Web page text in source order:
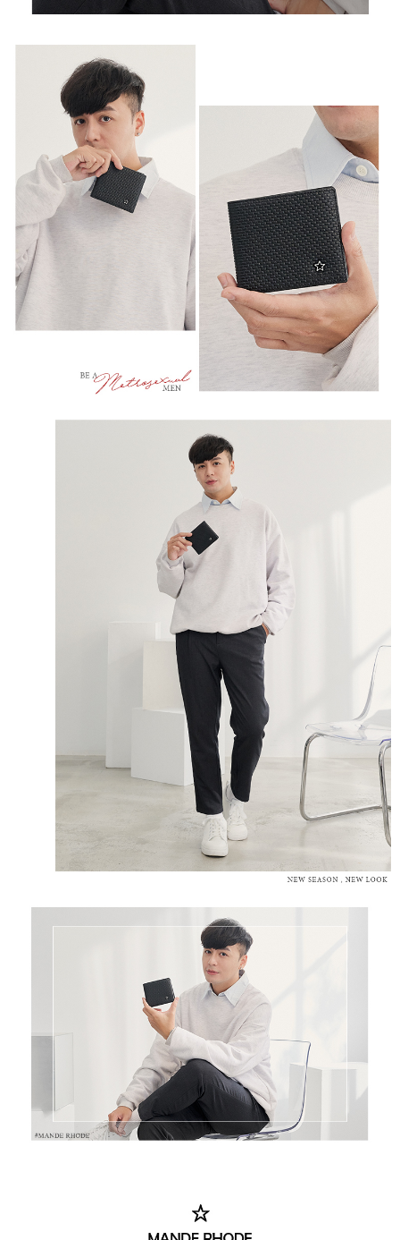
請求用戶進行身份認證。
５．嚴禁一人註冊多個帳號或使用他人資訊註冊。若發現惡意使用之情形，
恩沛科技股份有限公司將有權停止該用戶之使用額度並採取法律行動。
每筆NT$100，滿NT$999(含以上)免運費
每筆NT$100，滿NT$999(含以上)免運費
新竹物流/黑貓
每筆NT$250，滿NT$2,000(含以上)免運費